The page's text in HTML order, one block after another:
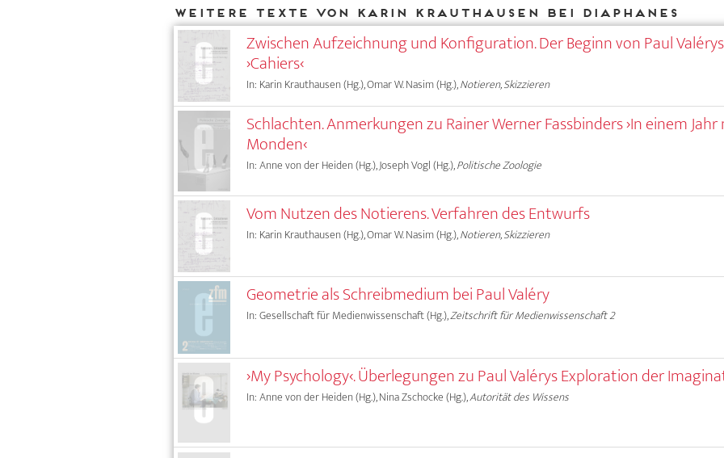
Weitere Texte von Karin Krauthausen bei DIAPHANES
Zwischen Aufzeichnung und Konfiguration. Der Beginn von Paul Valérys
›Cahiers‹
In: Karin Krauthausen (Hg.), Omar W. Nasim (Hg.),Notieren, Skizzieren
Schlachten. Anmerkungen zu Rainer Werner Fassbinders ›In einem Jahr
Monden‹
In: Anne von der Heiden (Hg.), Joseph Vogl (Hg.),Politische Zoologie
Vom Nutzen des Notierens. Verfahren des Entwurfs
In: Karin Krauthausen (Hg.), Omar W. Nasim (Hg.),Notieren, Skizzieren
Geometrie als Schreibmedium bei Paul Valéry
In: Gesellschaft für Medienwissenschaft (Hg.),Zeitschrift für Medienwissenschaft 2
›My Psychology‹. Überlegungen zu Paul Valérys Exploration der
In: Anne von der Heiden (Hg.), Nina Zschocke (Hg.),Autorität des Wissens